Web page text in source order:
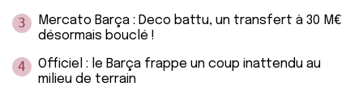
3
Mercato Barça : Deco battu, un transfert à 30 M€
désormais bouclé !
4
Officiel : le Barça frappe un coup inattendu au
milieu de terrain